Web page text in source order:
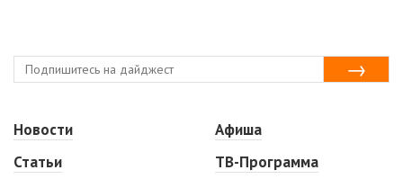
Новости
Статьи
Афиша
ТВ-Программа